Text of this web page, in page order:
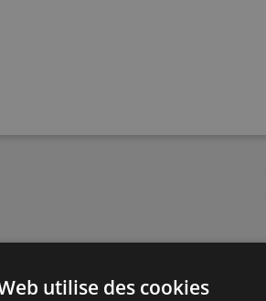
utilise des cookies